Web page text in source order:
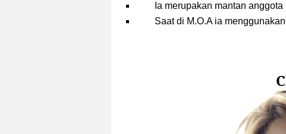
Ia merupakan mantan anggota
Saat di M.O.A ia